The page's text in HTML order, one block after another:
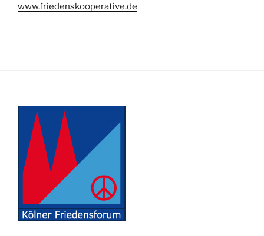
www.friedenskooperative.de